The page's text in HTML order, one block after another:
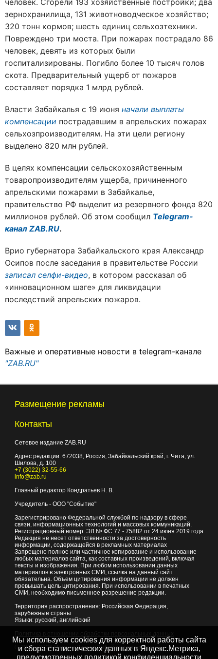
человек. Сгорели 193 хозяйственные постройки; два
зернохранилища, 131 животноводческое хозяйство;
320 тонн кормов; шесть единиц сельхозтехники.
Повреждено три моста. При пожарах пострадало 86
человек, девять из которых были
госпитализированы. Погибло более 10 тысяч голов
скота. Предварительный ущерб от пожаров
составляет порядка 1 млрд рублей.
Власти Забайкалья с 19 июня начали выплаты
компенсации пострадавшим в апрельских пожарах
сельхозпроизводителям. На эти цели региону
выделено 820 млн рублей.
В целях компенсации сельскохозяйственным
товаропроизводителям ущерба, причиненного
апрельскими пожарами в Забайкалье,
правительство РФ выделит из резервного фонда 820
миллионов рублей. Об этом сообщил Telegram-
канал ZAB.RU.
Врио губернатора Забайкальского края Александр
Осипов после заседания в правительстве России
записал селфи-видео, в котором рассказал об
«инновационном шаге» для ликвидации
последствий апрельских пожаров.
Важные и оперативные новости в telegram-канале
"ZAB.RU"
Размещение рекламы
Контакты
Сетевое издание ZAB.RU
Адрес редакции: 672038, Россия, Забайкальский край, г. Чита, ул.
Шилова, д. 100
+7 (3022) 32-55-66
info@zab.ru
Главный редактор Кондратьев Н. В.
Учредитель - ООО "Событие"
Зарегистрировано Федеральной службой по надзору в сфере
связи, информационных технологий и массовых коммуникаций.
Регистрационный номер: ЭЛ № ФС 77 - 75882 от 24 июня 2019 года
Редакция не несет ответственности за достоверность
информации, содержащейся в рекламных материалах
Запрещено полное или частичное копирование и использование
любых материалов сайта, как составных произведений, включая
тексты и изображения. При любом использовании данных
материалов в электронных СМИ, ссылка на данный сайт
обязательна. Объем цитирования информации не должен
превышать цель цитирования. При использовании в печатных
СМИ, необходимо письменное разрешение редакции.
Территория распространения: Российская Федерация,
зарубежные страны
Языки: русский, английский
© 2007 - 2026Портал Читы и Забайкальского края
Мы используем cookies для корректной работы сайта
и сбора статистических данных в Яндекс.Метрика,
предусмотренных политикой конфиденциальности